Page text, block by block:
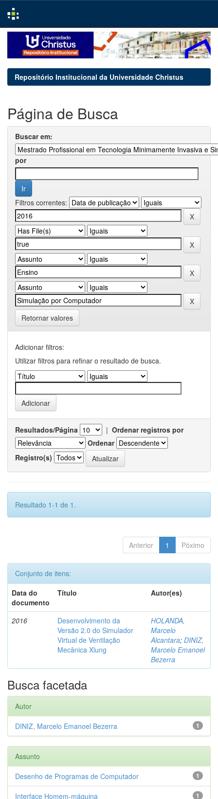
navigation
Repositório Institucional da Universidade Christus
Página de Busca
Buscar em:
por
Filtros correntes:
Retornar valores
Adicionar filtros:
Utilizar filtros para refinar o resultado de busca.
Resultados/Página | Ordenar registros por
Ordenar
Registro(s)
Resultado 1-1 de 1.
Anterior 1 Póximo
Conjunto de itens:
Data do
documento
Título Autor(es)
2016
Desenvolvimento da
Versão 2.0 do Simulador
Virtual de Ventilação
Mecânica Xlung
HOLANDA,
Marcelo
Alcantara; DINIZ,
Marcelo Emanoel
Bezerra
Busca facetada
Autor
1
DINIZ, Marcelo Emanoel Bezerra
Assunto
1
Desenho de Programas de Computador
1
Interface Homem-máquina